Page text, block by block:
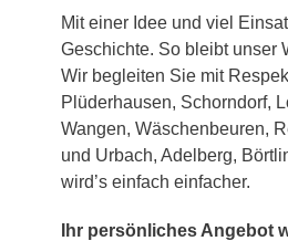
Mit einer Idee und viel
Geschichte. So bleibt unser
Wir begleiten Sie mit
Plüderhausen, Schorndorf,
Wangen, Wäschenbeuren,
und Urbach, Adelberg,
wird’s einfach einfacher.
Ihr persönliches Angebot